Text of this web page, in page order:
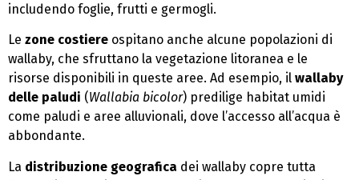
includendo foglie, frutti e germogli.
Le zone costiere ospitano anche alcune popolazioni di
wallaby, che sfruttano la vegetazione litoranea e le
risorse disponibili in queste aree. Ad esempio, il wallaby
delle paludi (Wallabia bicolor) predilige habitat umidi
come paludi e aree alluvionali, dove l’accesso all’acqua è
abbondante.
La distribuzione geografica dei wallaby copre tutta